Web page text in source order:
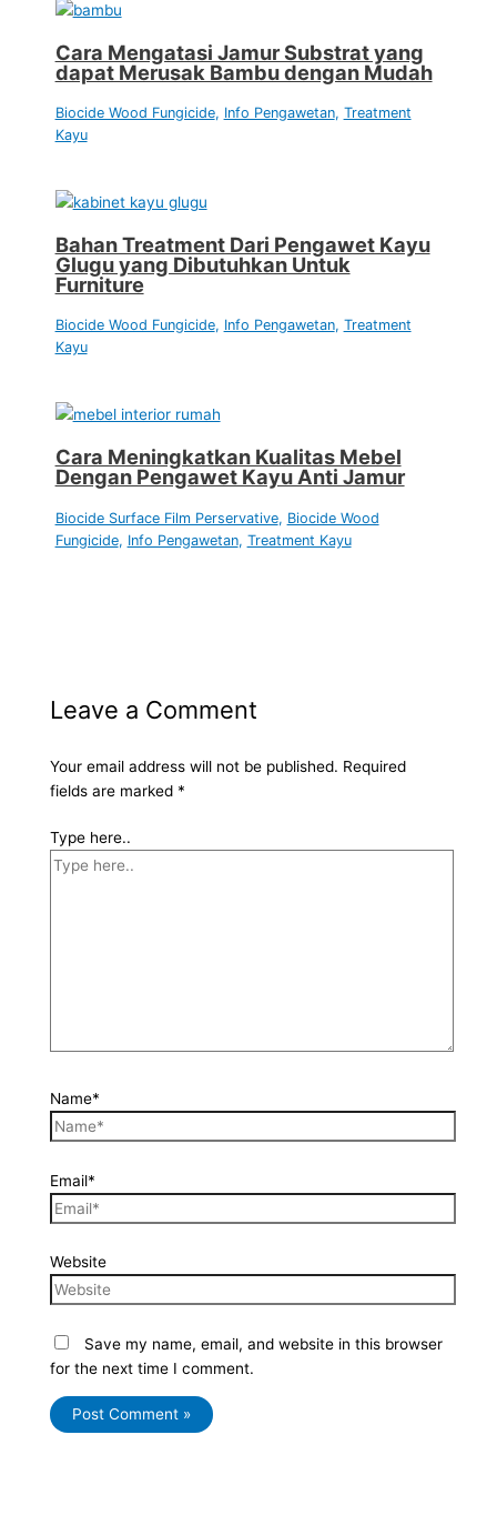
Cara Mengatasi Jamur Substrat yang
dapat Merusak Bambu dengan Mudah
Biocide Wood Fungicide, Info Pengawetan, Treatment
Kayu
Bahan Treatment Dari Pengawet Kayu
Glugu yang Dibutuhkan Untuk
Furniture
Biocide Wood Fungicide, Info Pengawetan, Treatment
Kayu
Cara Meningkatkan Kualitas Mebel
Dengan Pengawet Kayu Anti Jamur
Biocide Surface Film Perservative, Biocide Wood
Fungicide, Info Pengawetan, Treatment Kayu
Leave a Comment
Your email address will not be published. Required
fields are marked *
Type here..
Name*
Email*
Website
Save my name, email, and website in this browser
for the next time I comment.